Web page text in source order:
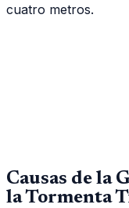
cuatro metros.
Causas de la
la Tormenta